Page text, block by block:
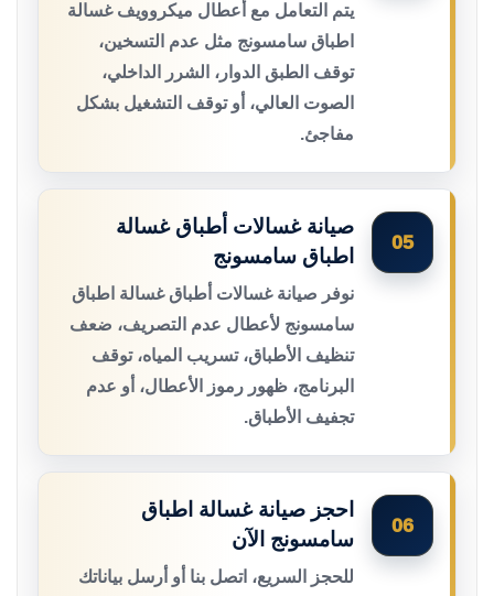
يتم التعامل مع أعطال ميكروويف غسالة
اطباق سامسونج مثل عدم التسخين،
توقف الطبق الدوار، الشرر الداخلي،
الصوت العالي، أو توقف التشغيل بشكل
مفاجئ.
05
صيانة غسالات أطباق غسالة
اطباق سامسونج
نوفر صيانة غسالات أطباق غسالة اطباق
سامسونج لأعطال عدم التصريف، ضعف
تنظيف الأطباق، تسريب المياه، توقف
البرنامج، ظهور رموز الأعطال، أو عدم
تجفيف الأطباق.
06
احجز صيانة غسالة اطباق
سامسونج الآن
للحجز السريع، اتصل بنا أو أرسل بياناتك